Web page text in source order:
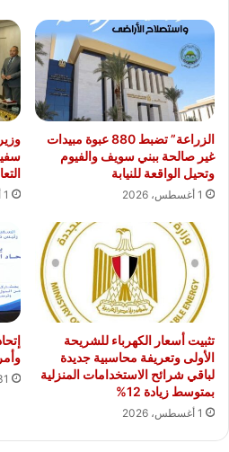
الزراعة” تضبط 880 عبوة مبيدات
غير صالحة ببني سويف والفيوم
وتحيل الواقعة للنيابة
1 أغسطس، 2026 1 أغسطس، 2026
تثبيت أسعار الكهرباء للشريحة
الأولى وتعريفة محاسبية جديدة
لباقي شرائح الاستخدامات المنزلية
بمتوسط زيادة 12%
1 أغسطس، 2026
31